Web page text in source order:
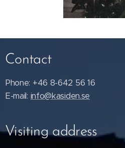
Contact
Phone: +46 8-642 56 16
E-mail: info@kasiden.se
Visiting address